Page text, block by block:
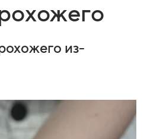
из-